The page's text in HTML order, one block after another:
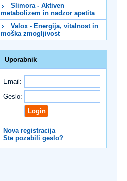
Slimora - Aktiven
metabolizem in nadzor apetita
Valox - Energija, vitalnost in
moška zmogljivost
Uporabnik
Email:
Geslo:
Nova registracija
Ste pozabili geslo?